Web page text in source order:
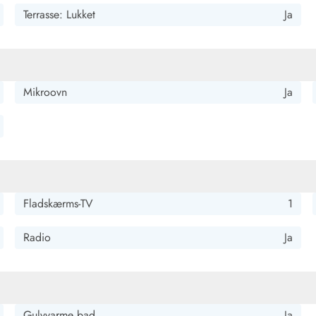
med en lille græsplæne, var meget velegnet til vores
Korte afstande til stranden eller købmanden.
Ellers gerne igen
Terrasse: Lukket Ja
Mikroovn Ja
Fladskærms-TV 1
Radio Ja